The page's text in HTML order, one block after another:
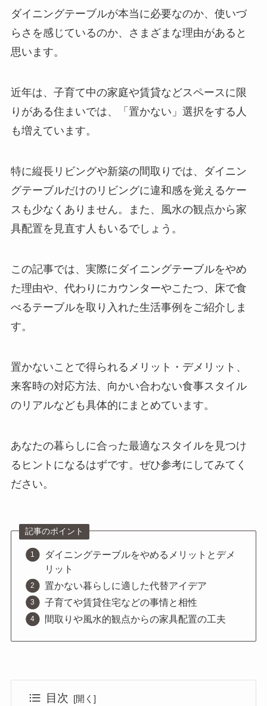
ダイニングテーブルが本当に必要なのか、使いづ
らさを感じているのか、さまざまな理由があると
思います。
近年は、子育て中の家庭や賃貸などスペースに限
りがある住まいでは、「置かない」選択をする人
も増えています。
特に縦長リビングや新築の間取りでは、ダイニン
グテーブルだけのリビングに違和感を覚えるケー
スも少なくありません。また、風水の観点から家
具配置を見直す人もいるでしょう。
この記事では、実際にダイニングテーブルをやめ
た理由や、代わりにカウンターやこたつ、床で食
べるテーブルを取り入れた生活事例をご紹介しま
す。
置かないことで得られるメリット・デメリット、
来客時の対応方法、向かい合わない食事スタイル
のリアルなども具体的にまとめています。
あなたの暮らしに合った最適なスタイルを見つけ
るヒントになるはずです。ぜひ参考にしてみてく
ださい。
記事のポイント
ダイニングテーブルをやめるメリットとデメ
リット
置かない暮らしに適した代替アイデア
子育てや賃貸住宅などの事情と相性
間取りや風水的観点からの家具配置の工夫
目次